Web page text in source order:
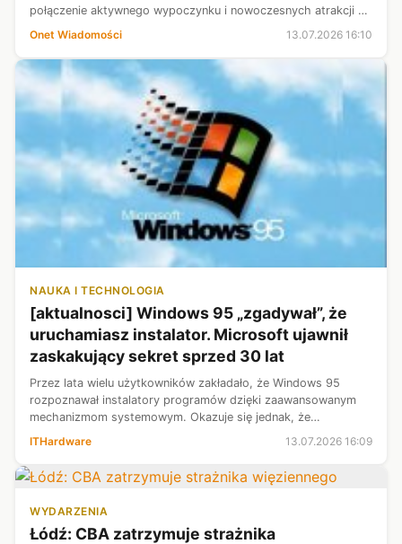
połączenie aktywnego wypoczynku i nowoczesnych atrakcji z
klimatem retro. To właśnie tutaj można odkryć dwa zupełnie
Onet Wiadomości 13.07.2026 16:10
NAUKA I TECHNOLOGIA
[aktualnosci] Windows 95 „zgadywał”, że
uruchamiasz instalator. Microsoft ujawnił
zaskakujący sekret sprzed 30 lat
Przez lata wielu użytkowników zakładało, że Windows 95
rozpoznawał instalatory programów dzięki zaawansowanym
mechanizmom systemowym. Okazuje się jednak, że
ITHardware 13.07.2026 16:09
WYDARZENIA
Łódź: CBA zatrzymuje strażnika